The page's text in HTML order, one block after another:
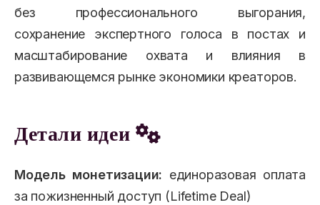
без профессионального выгорания,
сохранение экспертного голоса в постах и
масштабирование охвата и влияния в
развивающемся рынке экономики креаторов.
Детали идеи
Модель монетизации: единоразовая оплата
за пожизненный доступ (Lifetime Deal)